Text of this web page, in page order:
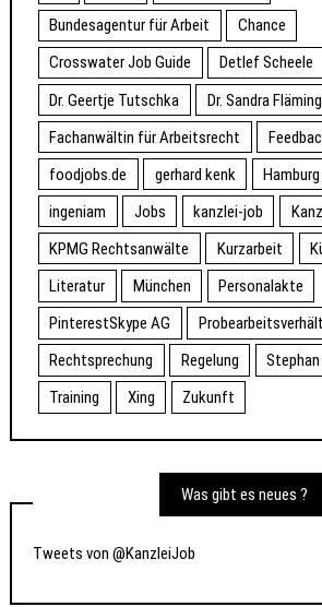
Bundesagentur für Arbeit
Chance
Crosswater Job Guide
Detlef Scheele
Dr. Geertje Tutschka
Dr. Sandra Fläming
Fachanwältin für Arbeitsrecht
foodjobs.de
gerhard kenk Hamburg
ingeniam
Jobs kanzlei-job
KPMG Rechtsanwälte
Kurzarbeit
Literatur
München
Personalakte
PinterestSkype AG
Rechtsprechung
Regelung
Training
Xing Zukunft
Was gibt es neues ?
Tweets von @KanzleiJob